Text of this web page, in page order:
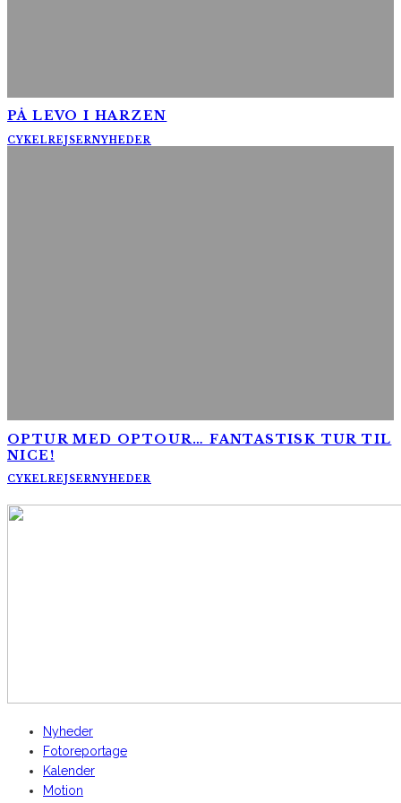
PÅ LEVO I HARZEN
CYKELREJSERNYHEDER
OPTUR MED OPTOUR… FANTASTISK TUR TIL
NICE!
CYKELREJSERNYHEDER
Nyheder
Fotoreportage
Kalender
Motion